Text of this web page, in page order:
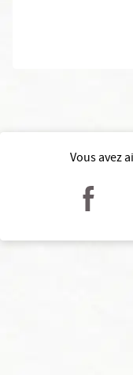
Vous avez